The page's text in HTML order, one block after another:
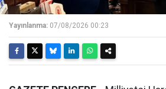
Yayınlanma: 07/08/2026 00:23